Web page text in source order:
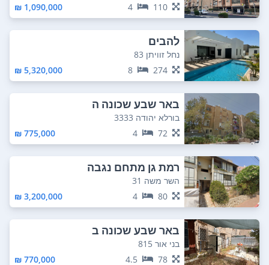
110
4
1,090,000 ₪
להבים
נחל זוויתן 83
274
8
5,320,000 ₪
באר שבע שכונה ה
בורלא יהודה 3333
72
4
775,000 ₪
רמת גן מתחם נגבה
השר משה 31
80
4
3,200,000 ₪
באר שבע שכונה ב
בני אור 815
78
4.5
770,000 ₪